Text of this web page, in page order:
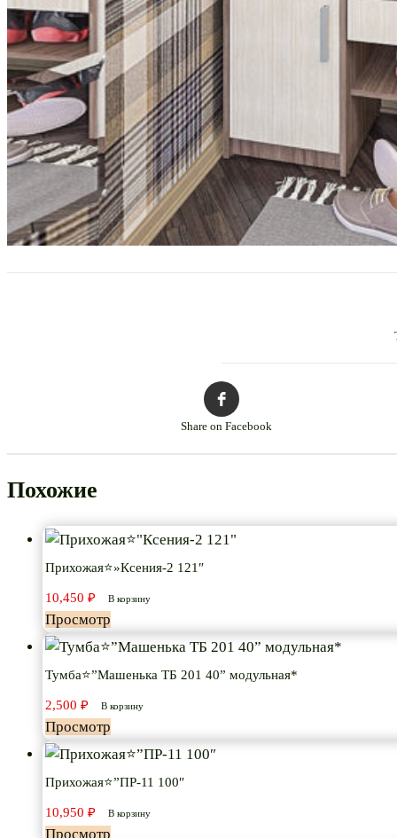
Share on Facebook
Похожие
Прихожая⭐»Ксения-2 121″
10,450 ₽ В корзину
Просмотр
Тумба⭐”Машенька ТБ 201 40” модульная*
2,500 ₽ В корзину
Просмотр
Прихожая⭐”ПР-11 100″
10,950 ₽ В корзину
Просмотр